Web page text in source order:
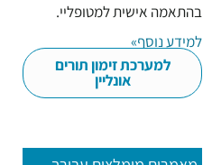
בהתאמה אישית למטופליי.
למידע נוסף»
למערכת זימון תורים
אונליין